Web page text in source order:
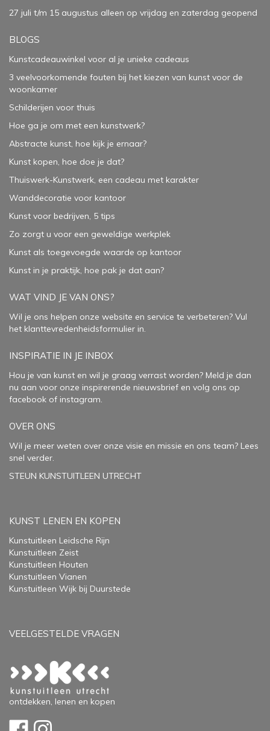
27 juli t/m 15 augustus alleen op vrijdag en zaterdag geopend
BLOGS
Kunstcadeauwinkel voor al je unieke cadeaus
3 veelvoorkomende fouten bij het kiezen van kunst voor de
woonkamer
Schilderijen voor thuis
Hoe ga je om met een kunstwerk?
Abstracte kunst, hoe kijk je ernaar?
Kunst kopen, hoe doe je dat?
Thuiswerk-Kunstwerk, een cadeau met karakter
Wanddecoratie voor kantoor
Kunst voor bedrijven, 5 tips
Zo zorgt u voor een geweldige werkplek
Kunst als toegevoegde waarde op kantoor
Kunst in je praktijk, hoe pak je dat aan?
WAT VIND JE VAN ONS?
Wil je ons helpen onze website en service te verbeteren? Vul
het klanttevredenheidsformulier in.
INSPIRATIE IN JE INBOX
Hou je van kunst en wil je graag verrast worden? Meld je dan
nu aan voor onze inspirerende nieuwsbrief en volg ons op
facebook of instagram.
OVER ONS
Wil je meer weten over onze visie en missie en ons team? Lees
snel verder.
STEUN KUNSTUITLEEN UTRECHT
KUNST LENEN EN KOPEN
Kunstuitleen Leidsche Rijn
Kunstuitleen Zeist
Kunstuitleen Houten
Kunstuitleen Vianen
Kunstuitleen Wijk bij Duurstede
VEELGESTELDE VRAGEN
ontdekken, lenen en kopen